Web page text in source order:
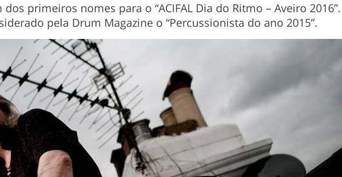
primeiros nomes para o “ACIFAL Dia do Ritmo – Aveiro 2016”.
pela Drum Magazine o “Percussionista do ano 2015”.